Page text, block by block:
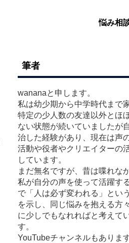
悩み相
筆者
wananaと申します。
私は幼少期から中学時代まで
特定の少人数の友達以外とほ
ない状態が続いていましたが
治した経験があり、現在は声
活動や役者やクリエイターの
しています。
まだ無名ですが、昔は喋れな
私が自分の声を使って活躍す
で「人は必ず変われる」とい
を示し、同じ悩みを抱える方
に少しでもなれればと考えて
す。
YouTubeチャンネルもありま